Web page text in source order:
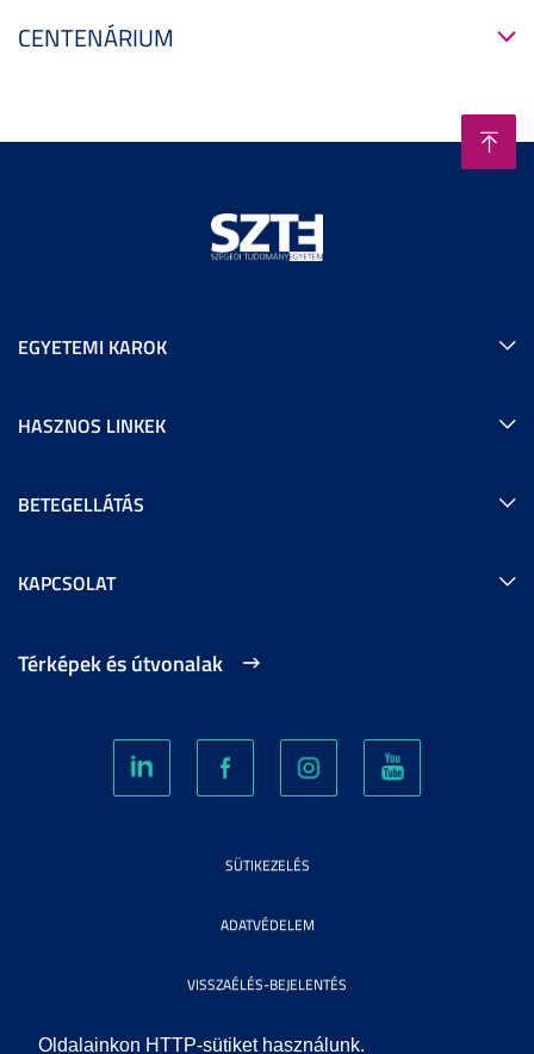
Oldalainkon HTTP-sütiket használunk.
CENTENÁRIUM
EGYETEMI KAROK
HASZNOS LINKEK
BETEGELLÁTÁS
KAPCSOLAT
Térképek és útvonalak
SÜTIKEZELÉS
ADATVÉDELEM
VISSZAÉLÉS-BEJELENTÉS
KÖZÉRDEKŰ ADATOK